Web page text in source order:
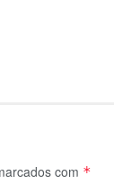
com *